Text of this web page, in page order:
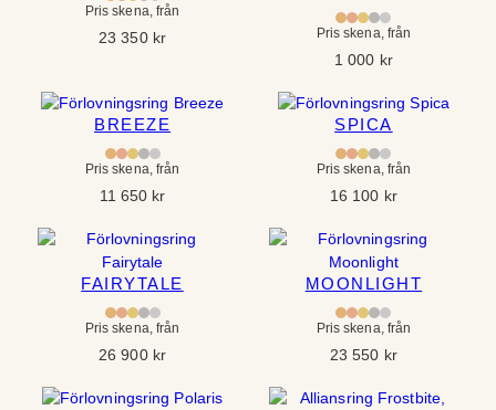
Pris skena, från
23 350 kr Pris skena, från
1 000 kr
BREEZE
Pris skena, från
11 650 kr
SPICA
Pris skena, från
16 100 kr
FAIRYTALE
Pris skena, från
26 900 kr
MOONLIGHT
Pris skena, från
23 550 kr